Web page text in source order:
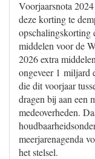
Voorjaarsnota
deze korting te
opschalingskorting
middelen voor de
2026 extra
ongeveer 1 miljard
die dit voorjaar
dragen bij aan een
medeoverheden.
meerjarenagenda
het stelsel.